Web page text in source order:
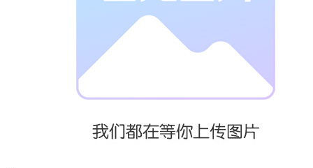
流道小一些。
尼龙PA66耐疲
劳性能突出，